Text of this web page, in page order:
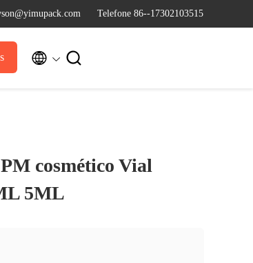
Telefone 86--17302103515
 
cosmético Vial
5ML